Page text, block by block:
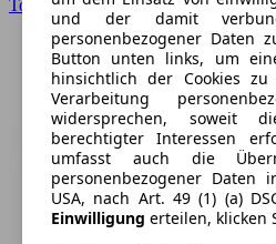
Toyota
und der damit
personenbezogener Daten
Button unten links, um
hinsichtlich der Cookies
Verarbeitung
widersprechen, soweit
berechtigter Interessen
umfasst auch die
personenbezogener Daten
USA, nach Art. 49 (1) (a)
Einwilligung erteilen, klicken